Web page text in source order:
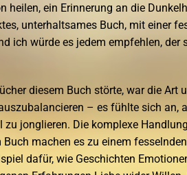
heilen, ein Erinnerung an die
unterhaltsames Buch, mit einer
ich würde es jedem empfehlen, der
diesem Buch störte, war die Art
– es fühlte sich an,
jonglieren. Die komplexe
machen es zu einem
dafür, wie Geschichten